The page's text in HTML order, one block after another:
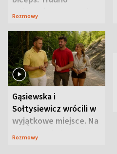
uwierzyć, co przeszła
Rozmowy
Gąsiewska i
Sołtysiewicz wrócili w
wyjątkowe miejsce. Na
szlaku czekał
Rozmowy